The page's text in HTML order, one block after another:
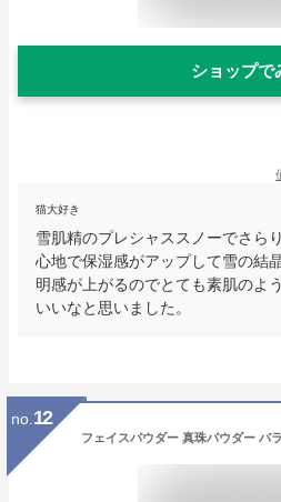
ショップで
猫大好き
雪肌精のプレシャススノーでさら
心地で保湿感がアップして雪の結
明感が上がるのでとても素肌のよ
いいなと思いました。
no. 12